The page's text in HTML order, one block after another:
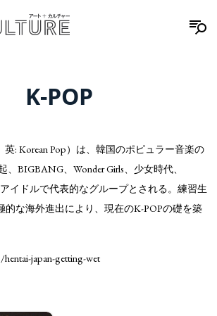
K-POP
: Korean Pop）は、韓国のポピュラー音楽の
BIGBANG、Wonder Girls、少女時代、
イドルで代表的なグループとされる。練習生
的な海外進出により、現在のK-POPの礎を築
hentai-japan-getting-wet